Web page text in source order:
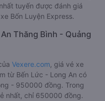
tuyến được đánh giá
Bốn Luyện Express.
Thăng Bình - Quảng
Vexere.com , giá vé xe
từ Bến Lức - Long An có
- 950000 đồng. Trong
nhất, chỉ 650000 đồng.